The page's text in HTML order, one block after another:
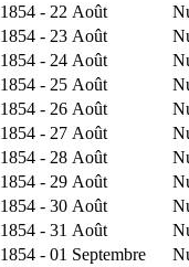
1854 - 22 Août
1854 - 23 Août
1854 - 24 Août
1854 - 25 Août
1854 - 26 Août
1854 - 27 Août
1854 - 28 Août
1854 - 29 Août
1854 - 30 Août
1854 - 31 Août
1854 - 01 Septembre